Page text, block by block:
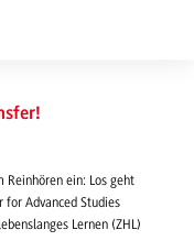
Reinhören ein: Los geht
Advanced Studies
Lernen (ZHL)